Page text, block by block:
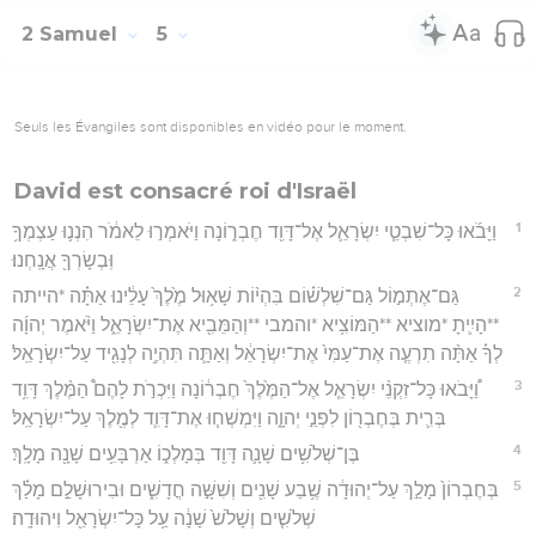
2 Samuel 5
Seuls les Évangiles sont disponibles en vidéo pour le moment.
David est consacré roi d'Israël
1
וַיָּבֹ֜אוּ כָּל־שִׁבְטֵ֧י יִשְׂרָאֵ֛ל אֶל־דָּוִ֖ד חֶבְר֑וֹנָה וַיֹּאמְר֣וּ לֵאמֹ֔ר הִנְנ֛וּ עַצְמְךָ֥
וּֽבְשָׂרְךָ֖ אֲנָֽחְנוּ׃
2
גַּם־אֶתְמ֣וֹל גַּם־שִׁלְשׁ֗וֹם בִּהְי֨וֹת שָׁא֥וּל מֶ֙לֶךְ֙ עָלֵ֔ינוּ אַתָּ֗ה *הייתה
**הָיִ֛יתָ *מוציא **הַמּוֹצִ֥יא *והמבי **וְהַמֵּבִ֖יא אֶת־יִשְׂרָאֵ֑ל וַיֹּ֨אמֶר יְהוָ֜ה
לְךָ֗ אַתָּ֨ה תִרְעֶ֤ה אֶת־עַמִּי֙ אֶת־יִשְׂרָאֵ֔ל וְאַתָּ֛ה תִּהְיֶ֥ה לְנָגִ֖יד עַל־יִשְׂרָאֵֽל׃
3
וַ֠יָּבֹאוּ כָּל־זִקְנֵ֨י יִשְׂרָאֵ֤ל אֶל־הַמֶּ֙לֶךְ֙ חֶבְר֔וֹנָה וַיִּכְרֹ֣ת לָהֶם֩ הַמֶּ֨לֶךְ דָּוִ֥ד
בְּרִ֛ית בְּחֶבְר֖וֹן לִפְנֵ֣י יְהוָ֑ה וַיִּמְשְׁח֧וּ אֶת־דָּוִ֛ד לְמֶ֖לֶךְ עַל־יִשְׂרָאֵֽל׃
4 בֶּן־שְׁלֹשִׁ֥ים שָׁנָ֛ה דָּוִ֖ד בְּמָלְכ֑וֹ אַרְבָּעִ֥ים שָׁנָ֖ה מָלָֽךְ׃
5
בְּחֶבְרוֹן֙ מָלַ֣ךְ עַל־יְהוּדָ֔ה שֶׁ֥בַע שָׁנִ֖ים וְשִׁשָּׁ֣ה חֳדָשִׁ֑ים וּבִירוּשָׁלִַ֣ם מָלַ֗ךְ
שְׁלֹשִׁ֤ים וְשָׁלֹשׁ֙ שָׁנָ֔ה עַ֥ל כָּל־יִשְׂרָאֵ֖ל וִיהוּדָֽה׃